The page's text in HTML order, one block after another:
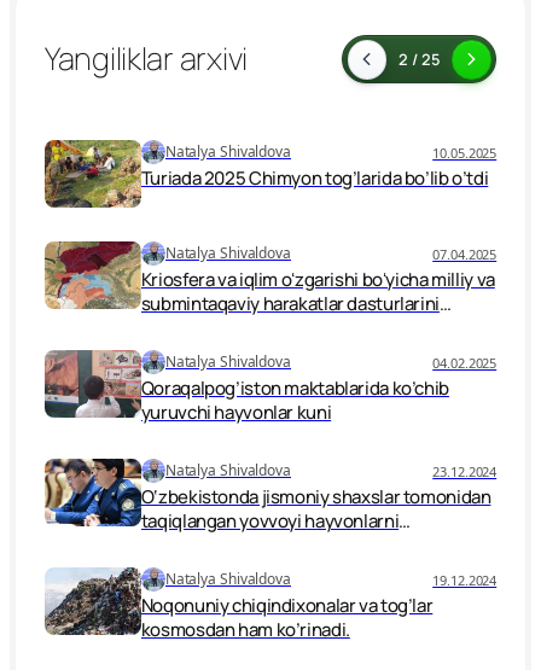
Yangiliklar arxivi 2 / 25
Natalya Shivaldova 10.05.2025
Turiada 2025 Chimyon tog’larida bo’lib o’tdi
Natalya Shivaldova 07.04.2025
Kriosfera va iqlim oʻzgarishi boʻyicha milliy va
submintaqaviy harakatlar dasturlarini
submintaqaviy seminar 2025-yil 2–3-aprel
kunlari Samarqand shahrida boʻlib oʻtdi.
Natalya Shivaldova 04.02.2025
Qoraqalpog’iston maktablarida ko’chib
yuruvchi hayvonlar kuni
Natalya Shivaldova 23.12.2024
O‘zbekistonda jismoniy shaxslar tomonidan
taqiqlangan yovvoyi hayvonlarni
kuchaytirilmoqda.
Natalya Shivaldova 19.12.2024
Noqonuniy chiqindixonalar va tog’lar
kosmosdan ham ko’rinadi.